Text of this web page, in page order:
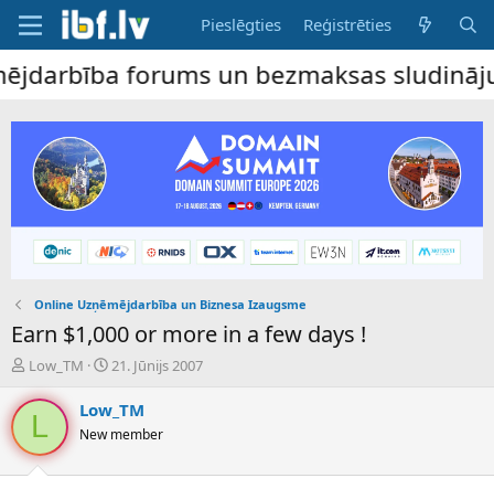
Pieslēgties Reģistrēties
forums un bezmaksas
Online Uzņēmējdarbība un Biznesa Izaugsme
Earn $1,000 or more in a few days !
P
v
d
i
Low_TM
S
k
u
m
21. Jūnijs 2007
L Low_TM
New member